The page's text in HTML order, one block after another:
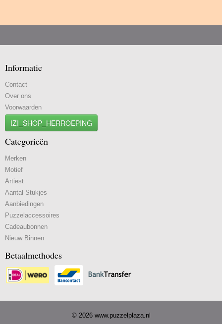
Informatie
Contact
Over ons
Voorwaarden
IZI_SHOP_HERROEPING
Categorieën
Merken
Motief
Artiest
Aantal Stukjes
Aanbiedingen
Puzzelaccessoires
Cadeaubonnen
Nieuw Binnen
Betaalmethodes
© 2026 www.puzzelplaza.nl